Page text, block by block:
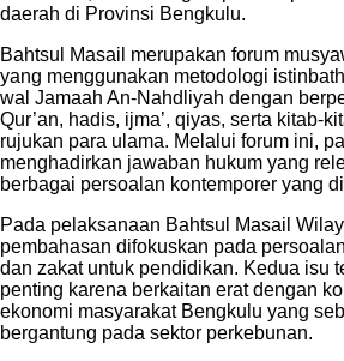
daerah di Provinsi Bengkulu.
Bahtsul Masail merupakan forum
yang menggunakan metodologi
wal Jamaah An-Nahdliyah dengan
Qur’an, hadis, ijma’, qiyas, serta kitab-
rujukan para ulama. Melalui forum ini,
menghadirkan jawaban hukum yang
berbagai persoalan kontemporer yang
Pada pelaksanaan Bahtsul Masail
pembahasan difokuskan pada
dan zakat untuk pendidikan. Kedua isu
penting karena berkaitan erat dengan
ekonomi masyarakat Bengkulu yang
bergantung pada sektor perkebunan.